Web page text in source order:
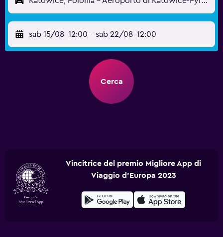
sab 15/08 12:00 - sab 22/08 12:00
Cerca
Vincitrice del premio Migliore App di
Viaggio d'Europa 2023